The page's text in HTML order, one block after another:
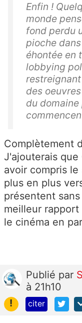
Enfin !
monde
fond perdu
pioche
éhontée en
lobbying
des
du
Complètement
J'ajouterais
avoir compris
plus en plus
présentent
meilleur
le cinéma en
Publié par
à 21h10
!
citer